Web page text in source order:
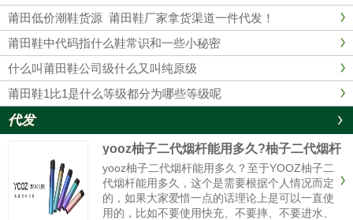
莆田低价潮鞋货源 莆田鞋厂家拿货渠道一件代发！
莆田鞋中代码指什么鞋常识和一些小秘密
什么叫莆田鞋公司级什么又叫纯原级
莆田鞋1比1是什么等级都分为哪些等级呢
代发
yooz柚子二代烟杆能用多久?柚子二代烟杆
yooz柚子二代烟杆能用多久？至于YOOZ柚子二
代烟杆能用多久，这个是需要根据个人情况而定
的，如果大家爱惜一点的话理论上是可以一直使
用的，比如不要使用快充、不要摔、不要进水、